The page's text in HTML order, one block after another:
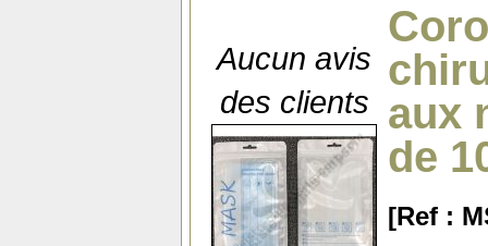
Aucun avis
des clients aux
de
[Ref :